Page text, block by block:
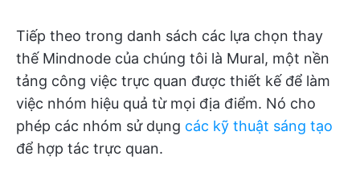
Tiếp theo trong danh sách các lựa chọn thay
thế Mindnode của chúng tôi là Mural, một nền
tảng công việc trực quan được thiết kế để làm
việc nhóm hiệu quả từ mọi địa điểm. Nó cho
phép các nhóm sử dụng các kỹ thuật sáng tạo
để hợp tác trực quan.